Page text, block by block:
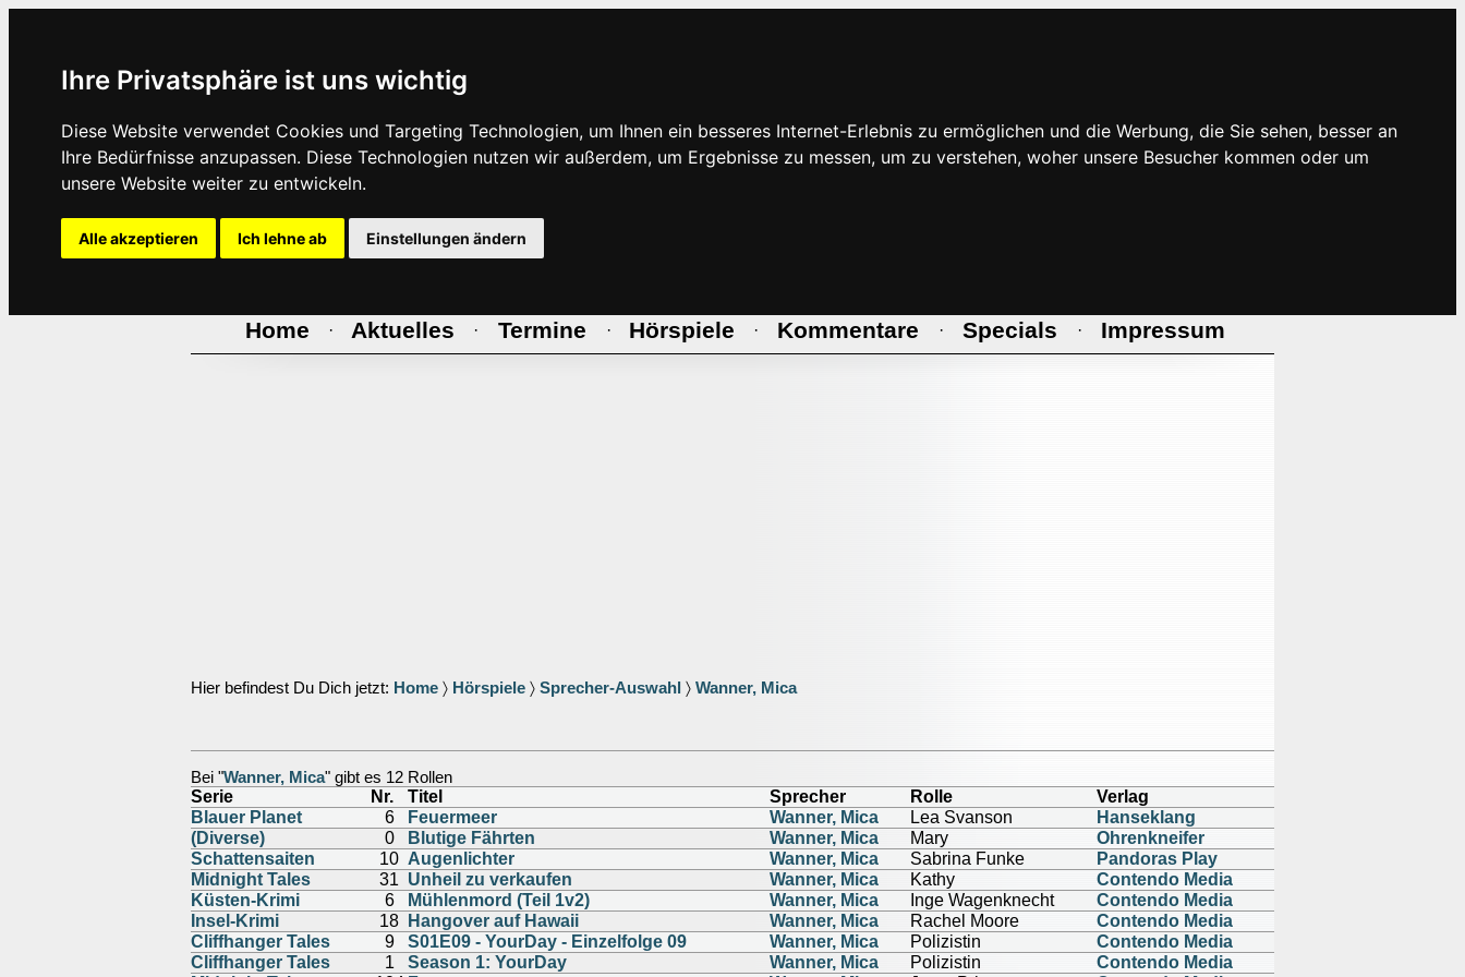
Ihre Privatsphäre ist uns wichtig
Diese Website verwendet Cookies und Targeting Technologien, um Ihnen ein besseres Internet-Erlebnis zu ermöglichen und die Werbung, die Sie sehen, besser an
Ihre Bedürfnisse anzupassen. Diese Technologien nutzen wir außerdem, um Ergebnisse zu messen, um zu verstehen, woher unsere Besucher kommen oder um
unsere Website weiter zu entwickeln.
Alle akzeptieren Ich lehne ab Einstellungen ändern
Home · Aktuelles · Termine · Hörspiele · Kommentare · Specials · Impressum
Hier befindest Du Dich jetzt: Home 〉 Hörspiele 〉 Sprecher-Auswahl 〉 Wanner, Mica
Bei "Wanner, Mica" gibt es 12 Rollen
Serie Nr. Titel Sprecher Rolle
Verlag
Blauer Planet
6 Feuermeer Wanner, Mica Lea Svanson
Hanseklang
(Diverse)
0 Blutige Fährten Wanner, Mica Mary
Ohrenkneifer
Schattensaiten
10 Augenlichter Wanner, Mica Sabrina Funke
Pandoras Play
Midnight Tales
31 Unheil zu verkaufen Wanner, Mica Kathy
Contendo Media
Küsten-Krimi
6 Mühlenmord (Teil 1v2) Wanner, Mica Inge Wagenknecht
Contendo Media
Insel-Krimi
18 Hangover auf Hawaii Wanner, Mica Rachel Moore
Contendo Media
Cliffhanger Tales
9 S01E09 - YourDay - Einzelfolge 09 Wanner, Mica Polizistin
Contendo Media
Cliffhanger Tales
1 Season 1: YourDay Wanner, Mica Polizistin
Contendo Media